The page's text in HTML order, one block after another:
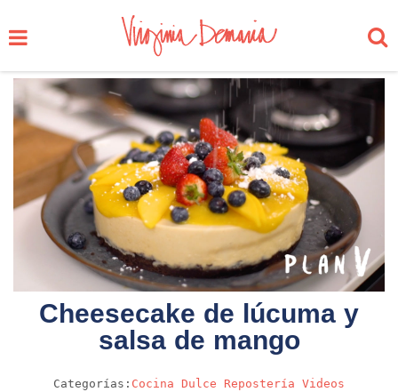
Cheesecake de lúcuma y
salsa de mango
Categorías: Cocina Dulce Repostería Videos